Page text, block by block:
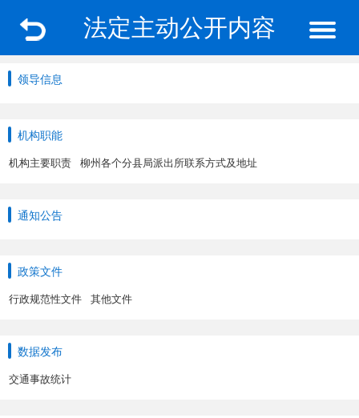
法定主动公开内容
领导信息
机构职能
机构主要职责 柳州各个分县局派出所联系方式及地址
通知公告
政策文件
行政规范性文件 其他文件
数据发布
交通事故统计